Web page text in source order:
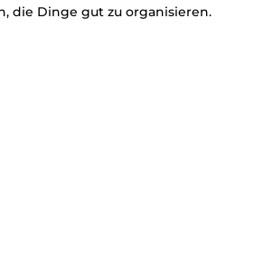
die Dinge gut zu organisieren.